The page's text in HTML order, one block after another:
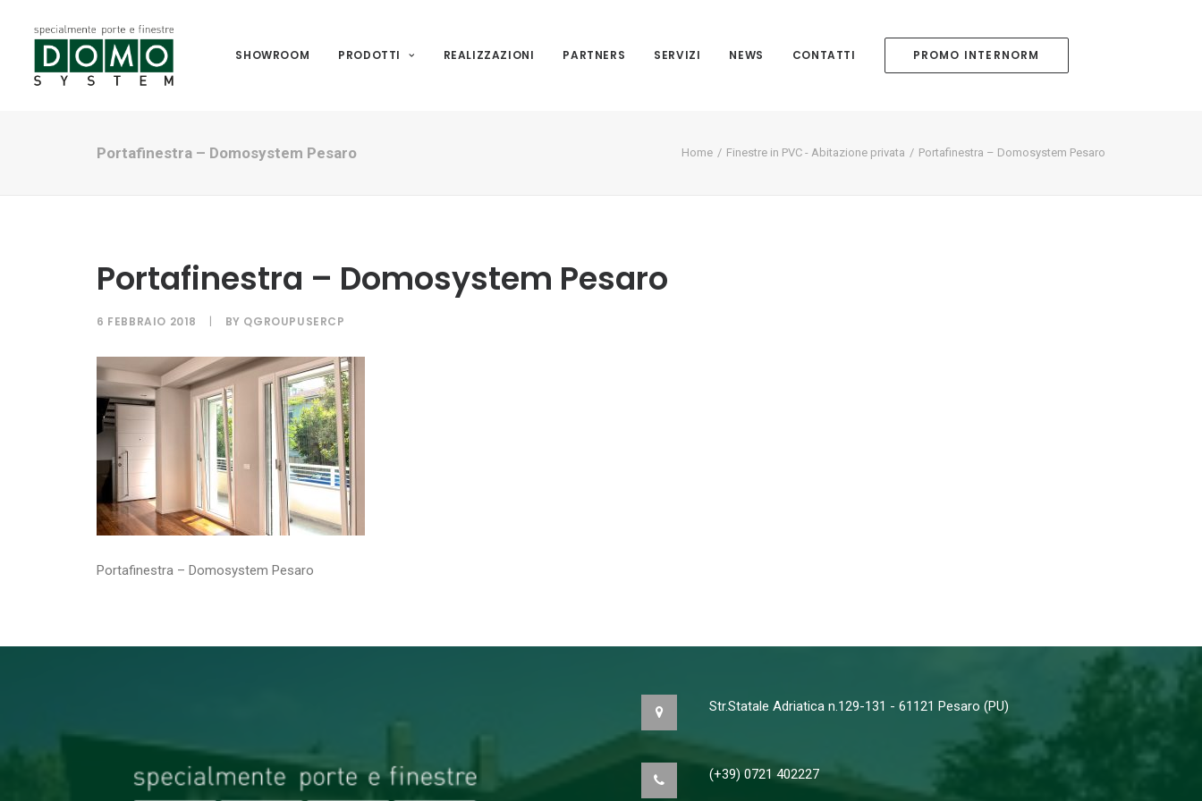
SHOWROOM PRODOTTI REALIZZAZIONI PARTNERS SERVIZI NEWS CONTATTI PROMO INTERNORM
Portafinestra – Domosystem Pesaro Home Finestre in PVC - Abitazione privata Portafinestra – Domosystem Pesaro
Portafinestra – Domosystem Pesaro
6 FEBBRAIO 2018 | BY QGROUPUSERCP
Portafinestra – Domosystem Pesaro
Str.Statale Adriatica n.129-131 - 61121 Pesaro (PU)
(+39) 0721 402227